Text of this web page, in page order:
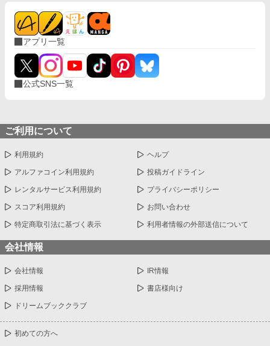
アプリ一覧
公式SNS一覧
ご利用について
利用規約 ヘルプ
アルファコイン利用規約 投稿ガイドライン
レンタルサービス利用規約 プライバシーポリシー
スコア利用規約 お問い合わせ
特定商取引法に基づく表示 利用者情報の外部送信について
会社情報
会社情報 IR情報
採用情報 書店様向け
ドリームブッククラブ
初めての方へ